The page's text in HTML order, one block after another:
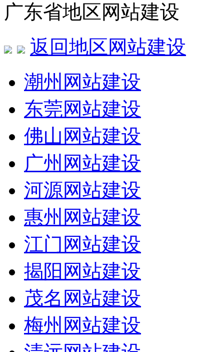
广东省地区网站建设
返回地区网站建设
潮州网站建设
东莞网站建设
佛山网站建设
广州网站建设
河源网站建设
惠州网站建设
江门网站建设
揭阳网站建设
茂名网站建设
梅州网站建设